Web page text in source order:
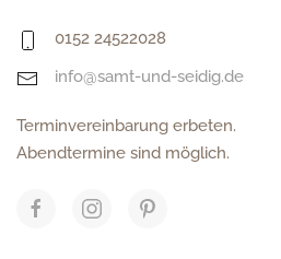
0152 24522028
info@samt-und-seidig.de
Terminvereinbarung erbeten.
Abendtermine sind möglich.